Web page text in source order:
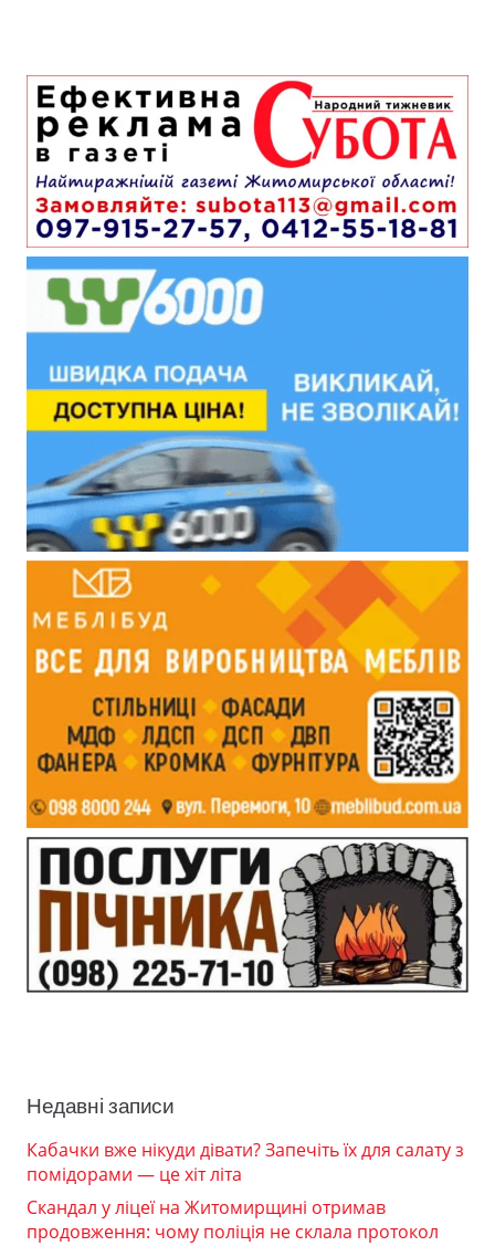
Недавні записи
Кабачки вже нікуди дівати? Запечіть їх для салату з
помідорами — це хіт літа
Скандал у ліцеї на Житомирщині отримав
продовження: чому поліція не склала протокол